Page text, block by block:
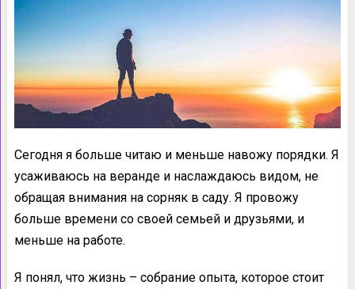
Сегодня я больше читаю и меньше навожу порядки. Я
усаживаюсь на веранде и наслаждаюсь видом, не
обращая внимания на сорняк в саду. Я провожу
больше времени со своей семьей и друзьями, и
меньше на работе.
Я понял, что жизнь – собрание опыта, которое стоит